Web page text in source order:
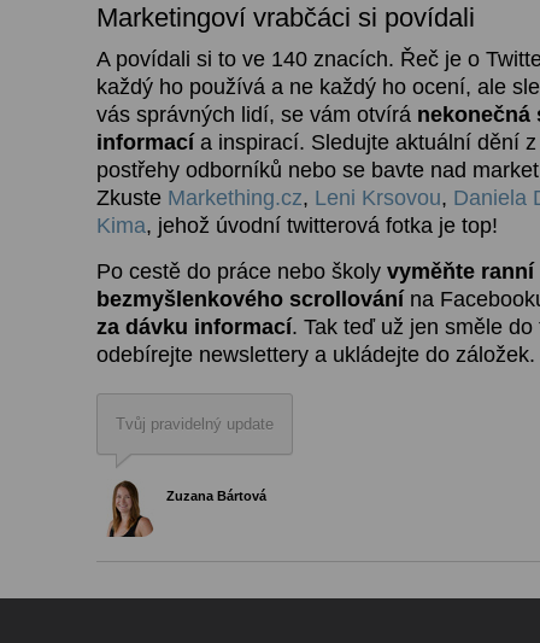
Marketingoví vrabčáci si povídali
A povídali si to ve 140 znacích. Řeč je o
každý ho používá a ne každý ho ocení, ale
vás správných lidí, se vám otvírá nekonečná
informacía inspirací. Sledujte aktuální dění
postřehy odborníků nebo se bavte nad
Zkuste Markething.cz, Leni Krsovou, Daniela
Kima, jehož úvodní twitterová fotka je top!
Po cestě do práce nebo školy vyměňte ranní
bezmyšlenkového scrollovánína
za dávku informací. Tak teď už jen směle
odebírejte newslettery a ukládejte do záložek.
Tvůj pravidelný update
Zuzana Bártová